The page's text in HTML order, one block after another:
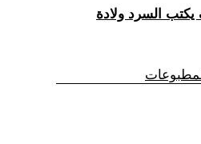
السرد ولادة